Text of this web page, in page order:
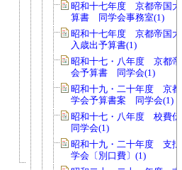
昭和十七年度 京都帝国大
算書 同学会事務室(1)
昭和十七年度 京都帝国大
入歳出予算書(1)
昭和十七・八年度 京都帝
会予算書 同学会(1)
昭和十九・二十年度 京都
学会予算書案 同学会(1)
昭和十七・八年度 校費
同学会(1)
昭和十九・二十年度 支
学会〔別口費〕(1)